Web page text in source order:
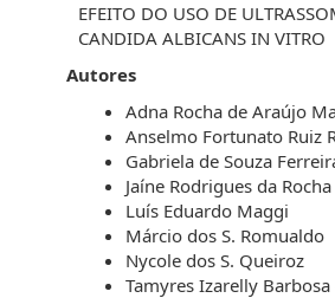
EFEITO DO USO DE
CANDIDA ALBICANS IN VITRO
Autores
Adna Rocha de Araújo
Anselmo Fortunato Ruiz
Gabriela de Souza
Jaíne Rodrigues da Rocha
Luís Eduardo Maggi
Márcio dos S. Romualdo
Nycole dos S. Queiroz
Tamyres Izarelly Barbosa